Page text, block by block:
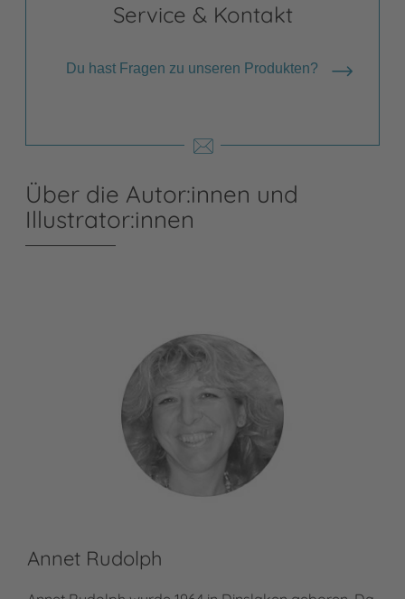
Service & Kontakt
Du hast Fragen zu unseren Produkten?
Über die Autor:innen und
Illustrator:innen
Annet Rudolph